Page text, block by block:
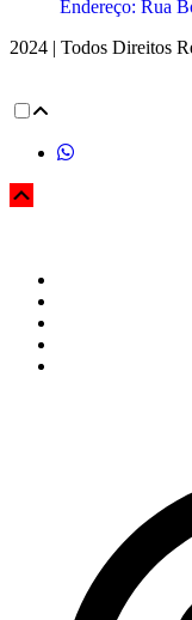
Endereço: Rua
2024 | Todos Direitos